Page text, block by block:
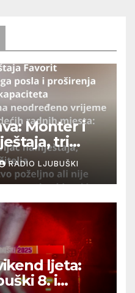
Monter i
tri
RADIO LJUBUŠKI
ljeta:
8. i